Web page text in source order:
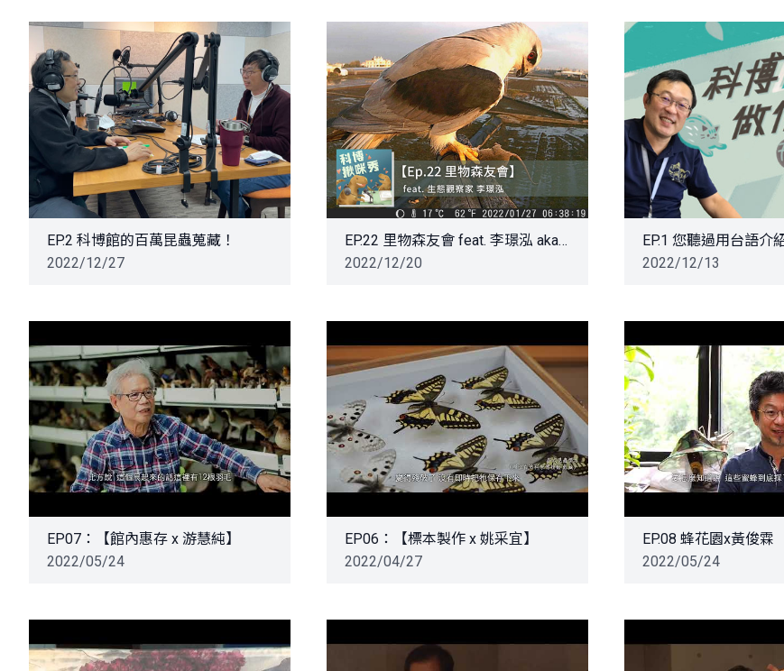
EP.2 科博館的百萬昆蟲蒐藏！
2022/12/27
EP.22 里物森友會 feat. 李璟泓 aka 四處架自動相機的男子漢
2022/12/20
2022/12/13
EP07：【館內惠存 x 游慧純】
2022/05/24
EP06：【標本製作 x 姚采宜】
2022/04/27
EP.08 蜂花園x黃俊霖
2022/05/24